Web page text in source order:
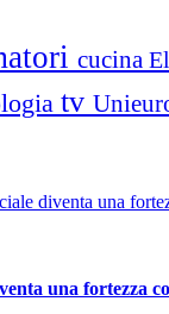
cucina
tv
una fortezza